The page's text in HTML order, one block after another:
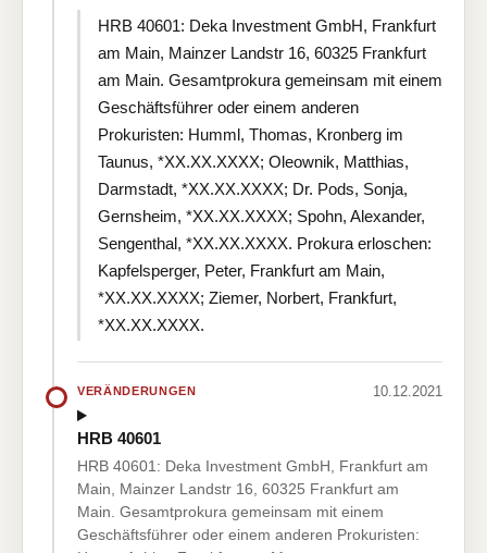
HRB 40601: Deka Investment GmbH, Frankfurt
am Main, Mainzer Landstr 16, 60325 Frankfurt
am Main. Gesamtprokura gemeinsam mit einem
Geschäftsführer oder einem anderen
Prokuristen: Humml, Thomas, Kronberg im
Taunus, *XX.XX.XXXX; Oleownik, Matthias,
Darmstadt, *XX.XX.XXXX; Dr. Pods, Sonja,
Gernsheim, *XX.XX.XXXX; Spohn, Alexander,
Sengenthal, *XX.XX.XXXX. Prokura erloschen:
Kapfelsperger, Peter, Frankfurt am Main,
*XX.XX.XXXX; Ziemer, Norbert, Frankfurt,
*XX.XX.XXXX.
VERÄNDERUNGEN 10.12.2021
HRB 40601
HRB 40601: Deka Investment GmbH, Frankfurt am
Main, Mainzer Landstr 16, 60325 Frankfurt am
Main. Gesamtprokura gemeinsam mit einem
Geschäftsführer oder einem anderen Prokuristen: